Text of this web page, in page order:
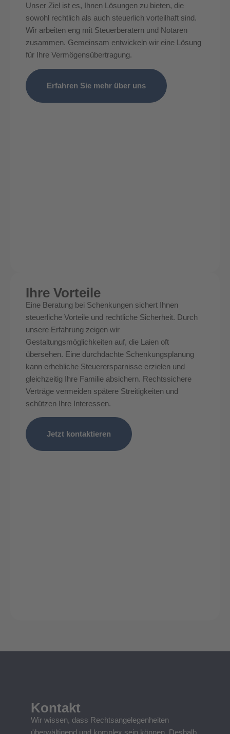
Unser Ziel ist es, Ihnen Lösungen zu bieten, die
sowohl rechtlich als auch steuerlich vorteilhaft sind.
Wir arbeiten eng mit Steuerberatern und Notaren
zusammen. Gemeinsam entwickeln wir eine Lösung
für Ihre Vermögensübertragung.
Erfahren Sie mehr über uns
Ihre Vorteile
Eine Beratung bei Schenkungen sichert Ihnen
steuerliche Vorteile und rechtliche Sicherheit. Durch
unsere Erfahrung zeigen wir
Gestaltungsmöglichkeiten auf, die Laien oft
übersehen. Eine durchdachte Schenkungsplanung
kann erhebliche Steuerersparnisse erzielen und
gleichzeitig Ihre Familie absichern. Rechtssichere
Verträge vermeiden spätere Streitigkeiten und
schützen Ihre Interessen.
Jetzt kontaktieren
Kontakt
Wir wissen, dass Rechtsangelegenheiten
überwältigend und komplex sein können. Deshalb